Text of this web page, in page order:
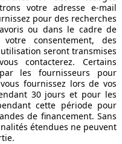
votre adresse e-mail
pour des recherches
ou dans le cadre de
consentement, des
seront transmises
contacterez. Certains
les fournisseurs pour
fournissez lors de vos
30 jours et pour les
cette période pour
de financement. Sans
étendues ne peuvent